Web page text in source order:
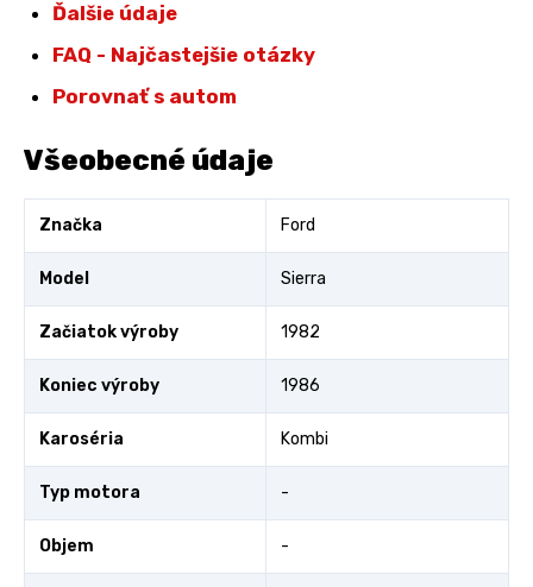
Ďalšie údaje
FAQ - Najčastejšie otázky
Porovnať s autom
Všeobecné údaje
Značka Ford
Model Sierra
Začiatok výroby 1982
Koniec výroby 1986
Karoséria Kombi
Typ motora -
Objem -